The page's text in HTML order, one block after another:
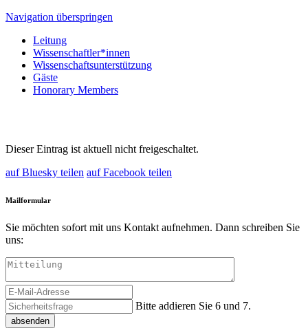
Navigation überspringen
Leitung
Wissenschaftler*innen
Wissenschaftsunterstützung
Gäste
Honorary Members
Dieser Eintrag ist aktuell nicht freigeschaltet.
auf Bluesky teilen auf Facebook teilen
Mailformular
Sie möchten sofort mit uns Kontakt aufnehmen. Dann schreiben Sie
uns:
Bitte addieren Sie 6 und 7.
absenden